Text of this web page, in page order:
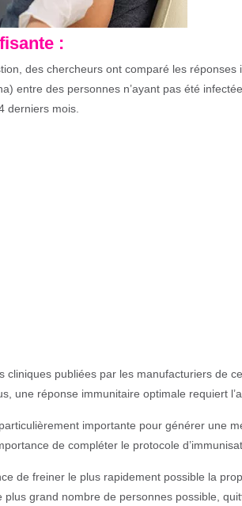
:
des chercheurs ont comparé les
entre des personnes n’ayant pas été
derniers mois.
cliniques publiées par les manufacturiers de
une réponse immunitaire optimale requiert
importante pour générer une
de compléter le protocole
de freiner le plus rapidement possible la
grand nombre de personnes possible,